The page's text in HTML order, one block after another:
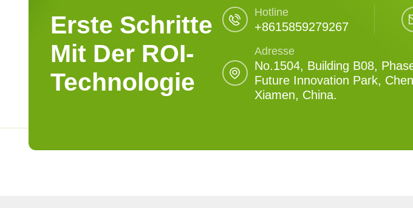
Erste Schritte
Mit Der ROI-
Technologie
Hotline
+8615859279267
Adresse
No.1504, Building B08,
Future Innovation Park,
Xiamen, China.